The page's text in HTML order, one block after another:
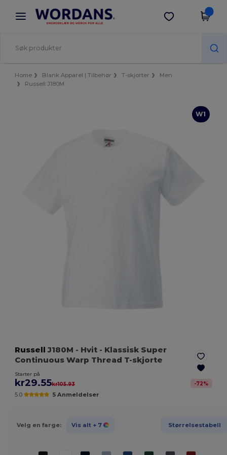
× Wordans-app
Bedre priser i appen!
Last ned app
Home Blank Apparel | Tilbehør T-skjorter
Men
Russell J180M
W1
Russell J180M - Hvit - Klassisk Super
Continuous Warp Thread T-skjorte
Starter på
kr29.55kr105.93 -72%
5.0 5 Anmeldelser
Velg en farge: Vis alt + 7 Størrelsestabell